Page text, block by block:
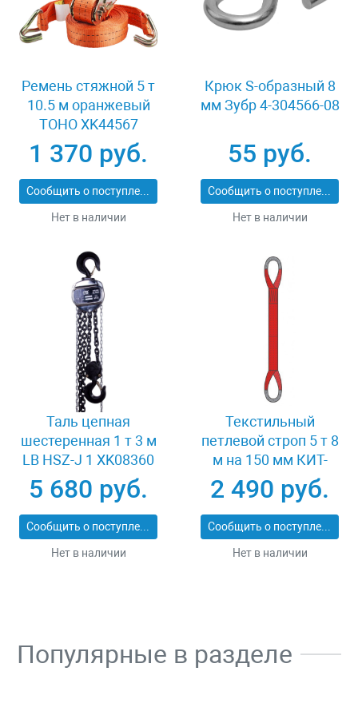
Ремень стяжной 5 т
10.5 м оранжевый
TOHO XK44567
1 370 руб.
Сообщить о поступлении
Нет в наличии
Крюк S-образный 8
мм Зубр 4-304566-08
55 руб.
Сообщить о поступлении
Нет в наличии
Таль цепная
шестеренная 1 т 3 м
LB HSZ-J 1 XK08360
5 680 руб.
Сообщить о поступлении
Нет в наличии
Текстильный
петлевой строп 5 т 8
м на 150 мм КИТ-
СТП-5-8
2 490 руб.
Сообщить о поступлении
Нет в наличии
Популярные в разделе